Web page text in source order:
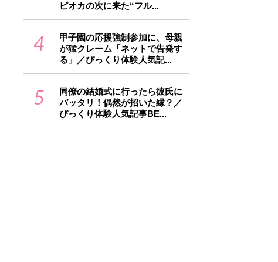
ピオカの次に来た“フル...
4
甲子園の応援強制参加に、母親
が猛クレーム「ネットで告発す
る」／びっくり体験人気記...
5
同僚の結婚式に行ったら彼氏に
バッタリ！偶然が招いた縁？／
びっくり体験人気記事BE...